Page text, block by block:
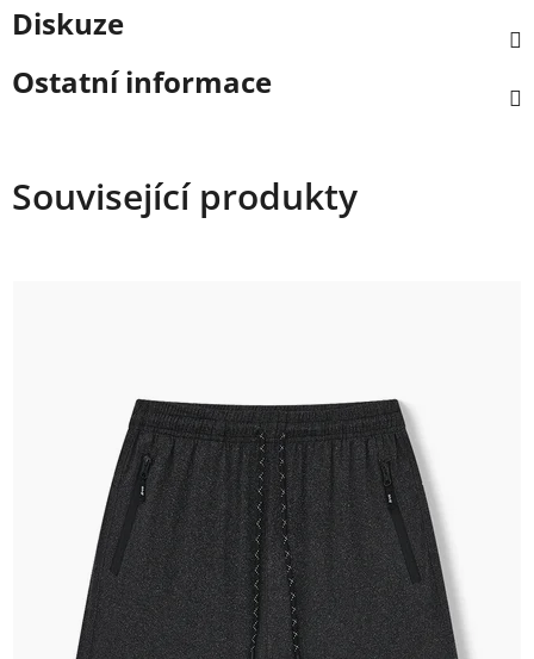
Diskuze
Ostatní informace
Související produkty